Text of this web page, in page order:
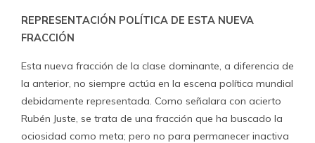
REPRESENTACIÓN POLÍTICA DE ESTA NUEVA
FRACCIÓN
Esta nueva fracción de la clase dominante, a diferencia de
la anterior, no siempre actúa en la escena política mundial
debidamente representada. Como señalara con acierto
Rubén Juste, se trata de una fracción que ha buscado la
ociosidad como meta; pero no para permanecer inactiva